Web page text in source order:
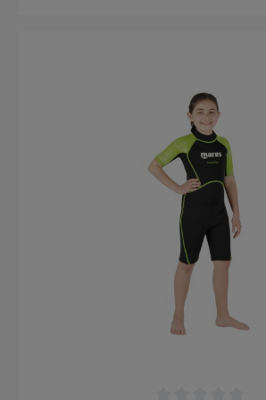
Körper zu schützen, ohne die
einzuschränken. Der Kragen ist dank
Klettverschlusses verstellbar. Der Seac
verschiedenen Größen für Frauen und
einen einteiligen Anzug sucht, kann den
langen Ärmeln und langer Hose
Damen- und Herrengrößen erhältlich ist. Für den Sport
Neoprenanzug, der höchst
Lieblingswassersportarten ohne
können. Perfekt zum Schnorcheln,
viele andere Aktivitäten am Meer. Praktisch und komfortabel
Der Seac Relax Short ist ein einteiliger,
mit kurzen Ärmeln. Er ist dank des
Rückenreißverschlusses einfach